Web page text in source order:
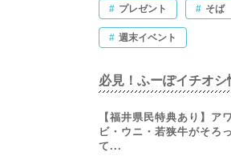
# プレゼント # そば
# 週末イベント
必見！ふーぽイチオシ
【福井県民特典あり】アワ
ビ・ウニ・若狭牛がそろっ
て...